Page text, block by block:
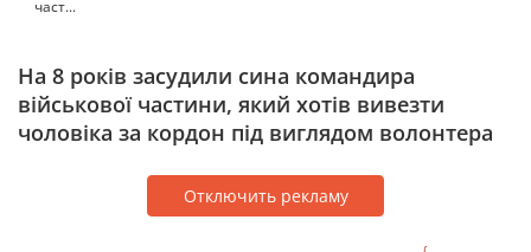
част...
На 8 років засудили сина командира
військової частини, який хотів вивезти
чоловіка за кордон під виглядом волонтера
Отключить рекламу